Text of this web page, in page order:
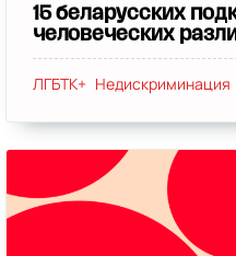
15 беларусских
человеческих
ЛГБТК+ Недискриминация